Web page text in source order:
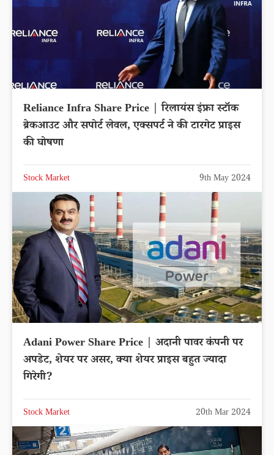
Reliance Infra Share Price | रिलायंस इंफ्रा स्टॉक
ब्रेकआउट और सपोर्ट लेवल, एक्सपर्ट ने की टारगेट प्राइस
की घोषणा
Stock Market 9th May 2024
Adani Power Share Price | अदानी पावर कंपनी पर
अपडेट, शेयर पर असर, क्या शेयर प्राइस बहुत ज्यादा
गिरेगी?
Stock Market 20th Mar 2024